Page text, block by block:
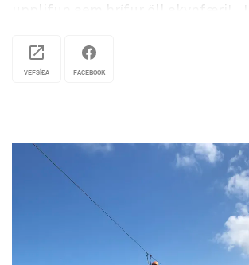
sjónarspil sem á sér stað þegar
flæðir inn í sýningarsalinn. -
VEFSÍÐA FACEBOOK